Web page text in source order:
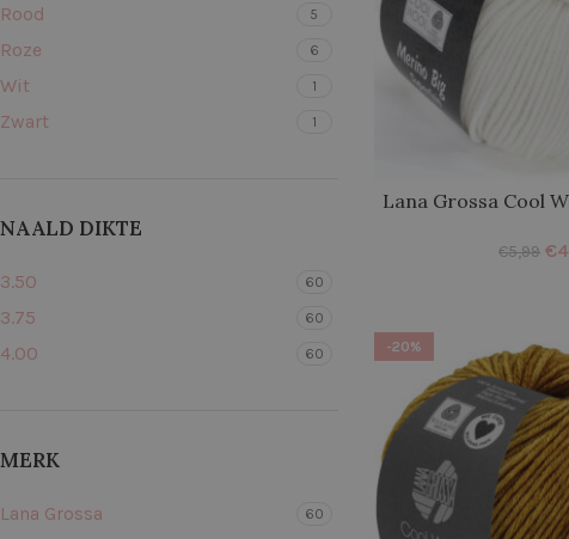
Rood 5
Roze 6
Wit 1
Zwart 1
NAALD DIKTE
3.50 60
3.75 60
4.00 60
MERK
Lana Grossa 60
Lana Grossa Cool
€5,99 €
-20%